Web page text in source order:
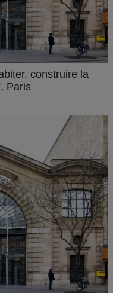
construire la
Paris